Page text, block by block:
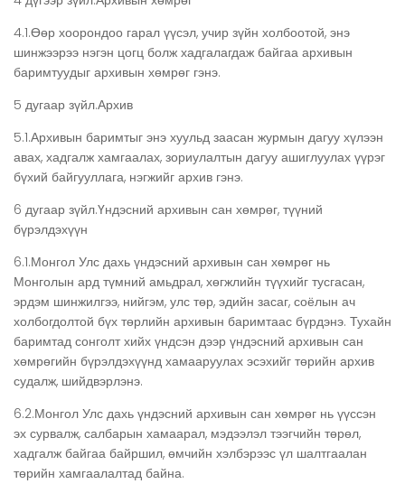
4.1.Өөр хоорондоо гарал үүсэл, учир зүйн холбоотой, энэ
шинжээрээ нэгэн цогц болж хадгалагдаж байгаа архивын
баримтуудыг архивын хөмрөг гэнэ.
5 дугаар зүйл.Архив
5.1.Архивын баримтыг энэ хуульд заасан журмын дагуу хүлээн
авах, хадгалж хамгаалах, зориулалтын дагуу ашиглуулах үүрэг
бүхий байгууллага, нэгжийг архив гэнэ.
6 дугаар зүйл.Үндэсний архивын сан хөмрөг, түүний
бүрэлдэхүүн
6.1.Монгол Улс дахь үндэсний архивын сан хөмрөг нь
Монголын ард түмний амьдрал, хөгжлийн түүхийг тусгасан,
эрдэм шинжилгээ, нийгэм, улс төр, эдийн засаг, соёлын ач
холбогдолтой бүх төрлийн архивын баримтаас бүрдэнэ. Тухайн
баримтад сонголт хийх үндсэн дээр үндэсний архивын сан
хөмрөгийн бүрэлдэхүүнд хамааруулах эсэхийг төрийн архив
судалж, шийдвэрлэнэ.
6.2.Монгол Улс дахь үндэсний архивын сан хөмрөг нь үүссэн
эх сурвалж, салбарын хамаарал, мэдээлэл тээгчийн төрөл,
хадгалж байгаа байршил, өмчийн хэлбэрээс үл шалтгаалан
төрийн хамгаалалтад байна.